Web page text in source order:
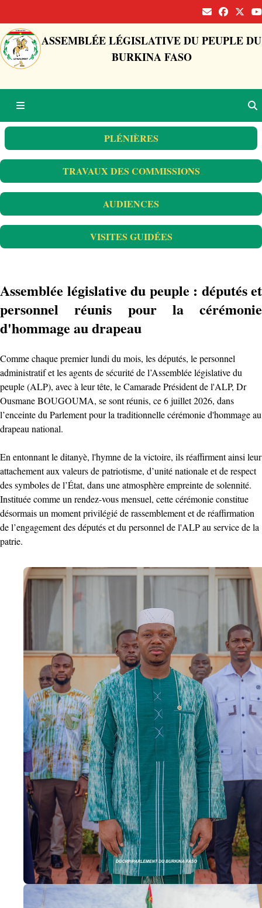
ASSEMBLÉE LÉGISLATIVE DU PEUPLE DU
BURKINA FASO
PLÉNIÈRES
TRAVAUX DES COMMISSIONS
AUDIENCES
VISITES GUIDÉES
Assemblée législative du peuple : députés et
personnel réunis pour la cérémonie
d'hommage au drapeau
Comme chaque premier lundi du mois, les députés, le personnel
administratif et les agents de sécurité de l’Assemblée législative du
peuple (ALP), avec à leur tête, le Camarade Président de l'ALP, Dr
Ousmane BOUGOUMA, se sont réunis, ce 6 juillet 2026, dans
l’enceinte du Parlement pour la traditionnelle cérémonie d'hommage au
drapeau national.
En entonnant le ditanyè, l'hymne de la victoire, ils réaffirment ainsi leur
attachement aux valeurs de patriotisme, d’unité nationale et de respect
des symboles de l’État, dans une atmosphère empreinte de solennité.
‎Instituée comme un rendez-vous mensuel, cette cérémonie constitue
désormais un moment privilégié de rassemblement et de réaffirmation
de l’engagement des députés et du personnel de l'ALP au service de la
patrie.